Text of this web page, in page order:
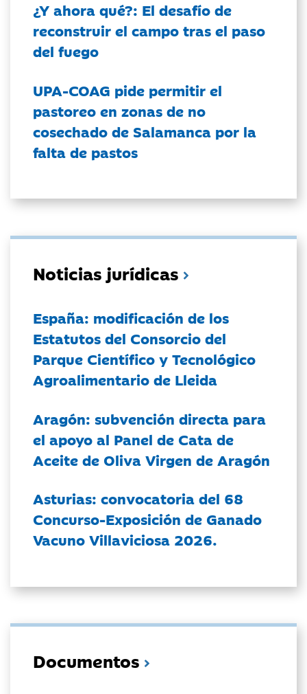
¿Y ahora qué?: El desafío de
reconstruir el campo tras el paso
del fuego
UPA-COAG pide permitir el
pastoreo en zonas de no
cosechado de Salamanca por la
falta de pastos
Noticias jurídicas
España: modificación de los
Estatutos del Consorcio del
Parque Científico y Tecnológico
Agroalimentario de Lleida
Aragón: subvención directa para
el apoyo al Panel de Cata de
Aceite de Oliva Virgen de Aragón
Asturias: convocatoria del 68
Concurso-Exposición de Ganado
Vacuno Villaviciosa 2026.
Documentos